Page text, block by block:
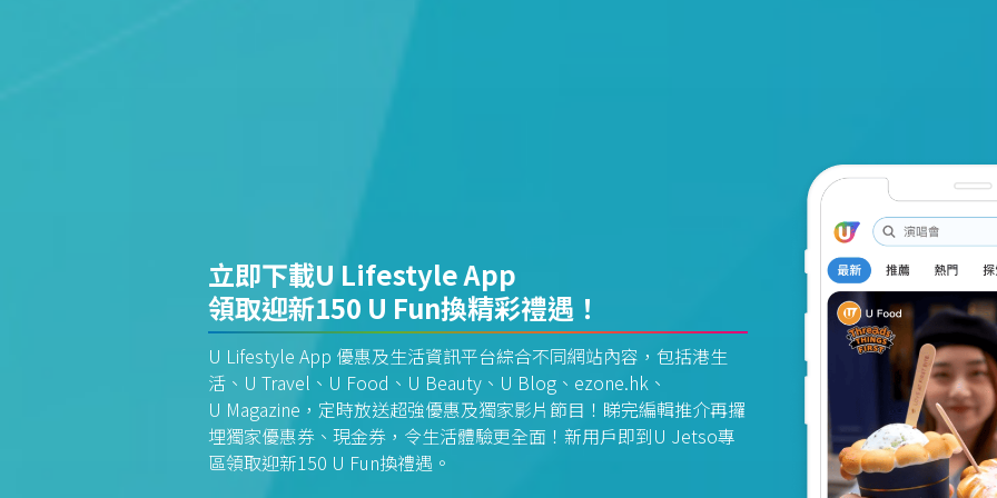
立即下載U Lifestyle App
領取迎新150 U Fun換精彩禮遇！
U Lifestyle App 優惠及生活資訊平台綜合不同網站內容，包括港生
活、U Travel、U Food、U Beauty、U Blog、ezone.hk、
U Magazine，定時放送超強優惠及獨家影片節目！睇完編輯推介再攞
埋獨家優惠券、現金券，令生活體驗更全面！新用戶即到U Jetso專
區領取迎新150 U Fun換禮遇。